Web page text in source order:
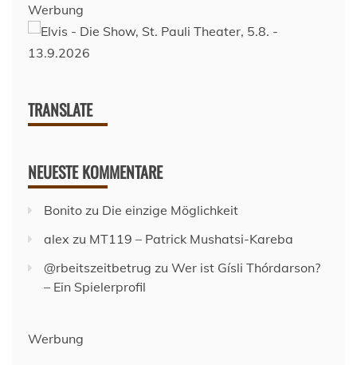
Werbung
TRANSLATE
NEUESTE KOMMENTARE
Bonito zu Die einzige Möglichkeit
alex zu MT119 – Patrick Mushatsi-Kareba
@rbeitszeitbetrug zu Wer ist Gísli Thórdarson?
– Ein Spielerprofil
Werbung